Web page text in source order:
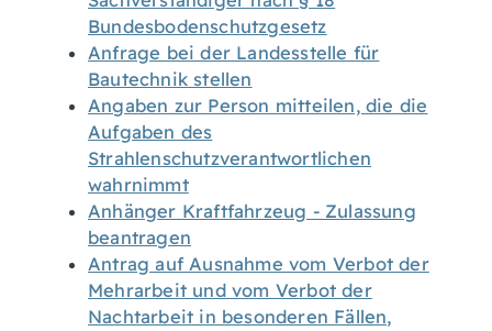
Bundesbodenschutzgesetz
Anfrage bei der Landesstelle für
Bautechnik stellen
Angaben zur Person mitteilen, die die
Aufgaben des
Strahlenschutzverantwortlichen
wahrnimmt
Anhänger Kraftfahrzeug - Zulassung
beantragen
Antrag auf Ausnahme vom Verbot der
Mehrarbeit und vom Verbot der
Nachtarbeit in besonderen Fällen,